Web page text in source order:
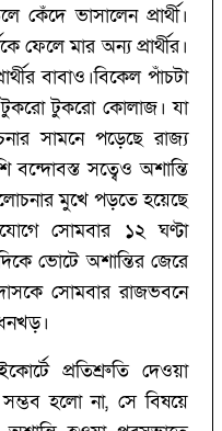
কেঁদে ভাসালেন প্রার্থী।
ফেলে মার অন্য প্রার্থীর।
বাবাও।বিকেল পাঁচটা
টুকরো টুকরো কোলাজ। যা
সামনে পড়েছে রাজ্য
বন্দোবস্ত সত্বেও অশান্তি
মুখে পড়তে হয়েছে
সোমবার ১২ ঘণ্টা
ভোটে অশান্তির জেরে
সোমবার রাজভবনে
প্রতিশ্রুতি দেওয়া
সম্ভব হলো না, সে বিষয়ে